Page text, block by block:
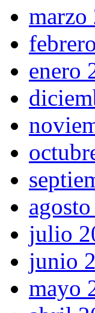
marzo
enero
julio
junio
mayo